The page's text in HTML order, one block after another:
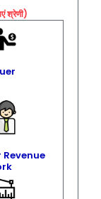
श्रेणी)